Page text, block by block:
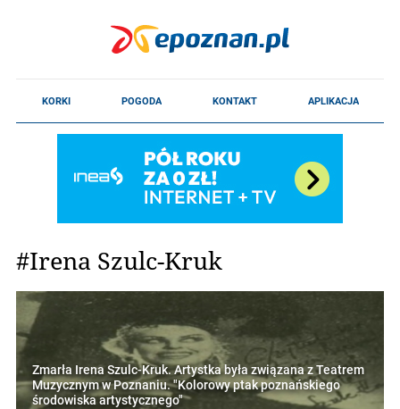
#Irena Szulc-Kruk
Zmarła Irena Szulc-Kruk. Artystka była związana z Teatrem
Muzycznym w Poznaniu. "Kolorowy ptak poznańskiego
środowiska artystycznego"